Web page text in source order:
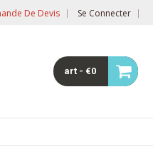
De Devis Se Connecter
art - €0